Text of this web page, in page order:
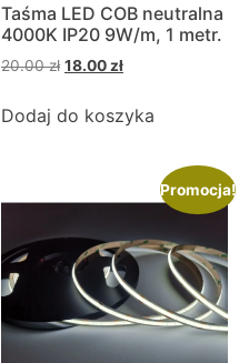
Taśma LED COB neutralna
4000K IP20 9W/m, 1 metr.
20.00zł 18.00 zł
Dodaj do koszyka
Promocja!